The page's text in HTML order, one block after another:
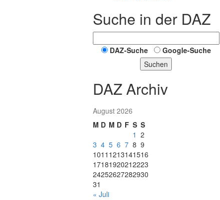
Suche in der DAZ
DAZ-Suche
Google-Suche
Suchen
DAZ Archiv
August 2026
M D M D F S S
1 2
3 4 5 6 7 8 9
1011 1213141516
17181920212223
24252627282930
31
« Juli